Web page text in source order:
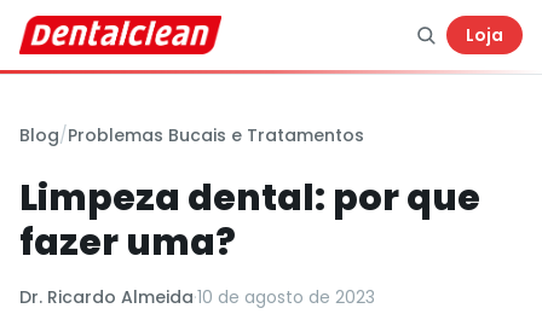
Loja
Blog/Problemas Bucais e Tratamentos
Limpeza dental: por que
fazer uma?
Dr. Ricardo Almeida·10 de agosto de 2023